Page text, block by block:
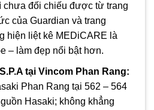
chưa đối chiếu được từ trang
của Guardian và trang
hiện liệt kê MEDiCARE là
– làm đẹp nổi bật hơn.
tại Vincom Phan Rang:
Phan Rang tại 562 – 564
Hasaki; không khẳng